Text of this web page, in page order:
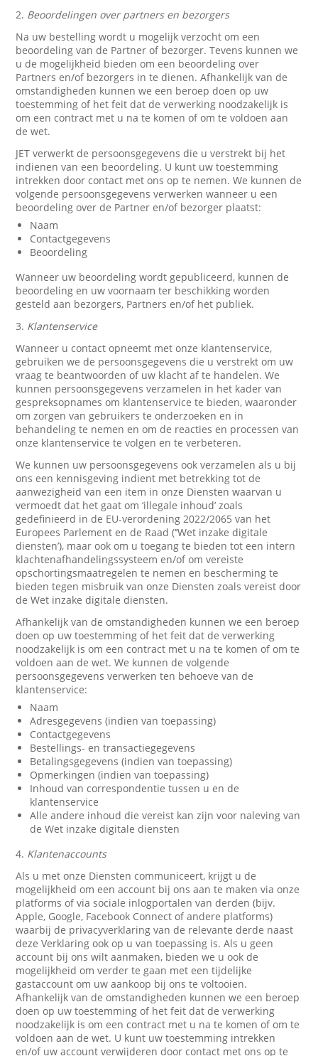
2. Beoordelingen over partners en bezorgers
Na uw bestelling wordt u mogelijk verzocht om een
beoordeling van de Partner of bezorger. Tevens kunnen we
u de mogelijkheid bieden om een beoordeling over
Partners en/of bezorgers in te dienen. Afhankelijk van de
omstandigheden kunnen we een beroep doen op uw
toestemming of het feit dat de verwerking noodzakelijk is
om een contract met u na te komen of om te voldoen aan
de wet.
JET verwerkt de persoonsgegevens die u verstrekt bij het
indienen van een beoordeling. U kunt uw toestemming
intrekken door contact met ons op te nemen. We kunnen de
volgende persoonsgegevens verwerken wanneer u een
beoordeling over de Partner en/of bezorger plaatst:
Naam
Contactgegevens
Beoordeling
Wanneer uw beoordeling wordt gepubliceerd, kunnen de
beoordeling en uw voornaam ter beschikking worden
gesteld aan bezorgers, Partners en/of het publiek.
3. Klantenservice
Wanneer u contact opneemt met onze klantenservice,
gebruiken we de persoonsgegevens die u verstrekt om uw
vraag te beantwoorden of uw klacht af te handelen. We
kunnen persoonsgegevens verzamelen in het kader van
gespreksopnames om klantenservice te bieden, waaronder
om zorgen van gebruikers te onderzoeken en in
behandeling te nemen en om de reacties en processen van
onze klantenservice te volgen en te verbeteren.
We kunnen uw persoonsgegevens ook verzamelen als u bij
ons een kennisgeving indient met betrekking tot de
aanwezigheid van een item in onze Diensten waarvan u
vermoedt dat het gaat om ‘illegale inhoud’ zoals
gedefinieerd in de EU-verordening 2022/2065 van het
Europees Parlement en de Raad (‘’Wet inzake digitale
diensten’), maar ook om u toegang te bieden tot een intern
klachtenafhandelingssysteem en/of om vereiste
opschortingsmaatregelen te nemen en bescherming te
bieden tegen misbruik van onze Diensten zoals vereist door
de Wet inzake digitale diensten.
Afhankelijk van de omstandigheden kunnen we een beroep
doen op uw toestemming of het feit dat de verwerking
noodzakelijk is om een contract met u na te komen of om te
voldoen aan de wet. We kunnen de volgende
persoonsgegevens verwerken ten behoeve van de
klantenservice:
Naam
Adresgegevens (indien van toepassing)
Contactgegevens
Bestellings- en transactiegegevens
Betalingsgegevens (indien van toepassing)
Opmerkingen (indien van toepassing)
Inhoud van correspondentie tussen u en de
klantenservice
Alle andere inhoud die vereist kan zijn voor naleving van
de Wet inzake digitale diensten
4. Klantenaccounts
Als u met onze Diensten communiceert, krijgt u de
mogelijkheid om een account bij ons aan te maken via onze
platforms of via sociale inlogportalen van derden (bijv.
Apple, Google, Facebook Connect of andere platforms)
waarbij de privacyverklaring van de relevante derde naast
deze Verklaring ook op u van toepassing is. Als u geen
account bij ons wilt aanmaken, bieden we u ook de
mogelijkheid om verder te gaan met een tijdelijke
gastaccount om uw aankoop bij ons te voltooien.
Afhankelijk van de omstandigheden kunnen we een beroep
doen op uw toestemming of het feit dat de verwerking
noodzakelijk is om een contract met u na te komen of om te
voldoen aan de wet. U kunt uw toestemming intrekken
en/of uw account verwijderen door contact met ons op te